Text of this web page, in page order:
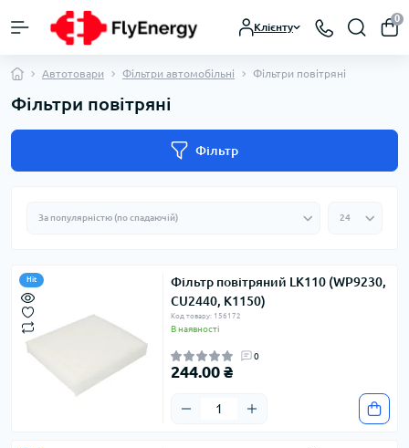
Клієнту
0
Автотовари Фільтри автомобільні Фільтри повітряні
Фільтри повітряні
Фільтр
Hit
Фільтр повітряний LK110 (WP9230,
CU2440, K1150)
Код товару: 156172
В наявності
0
244.00 ₴